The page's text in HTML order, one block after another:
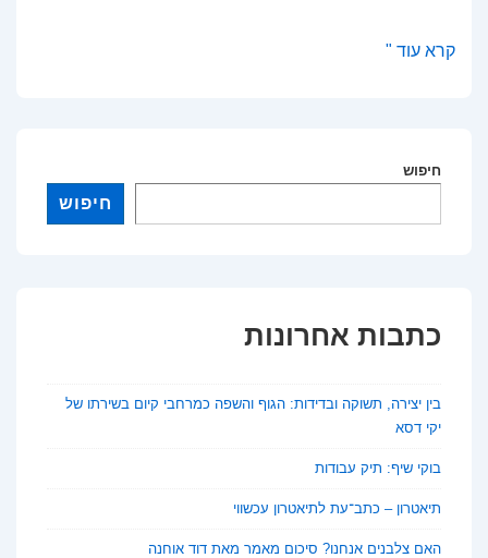
תיאטרון
עכשווי
קרא עוד "
חיפוש
חיפוש
כתבות אחרונות
בין יצירה, תשוקה ובדידות: הגוף והשפה כמרחבי קיום בשירתו של
יקי דסא
בוקי שיף: תיק עבודות
תיאטרון – כתב־עת לתיאטרון עכשווי
האם צלבנים אנחנו? סיכום מאמר מאת דוד אוחנה